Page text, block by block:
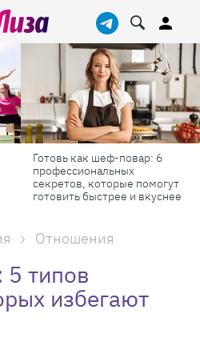
Готовь как шеф-повар: 6
профессиональных
секретов, которые помогут
готовить быстрее и вкуснее
Отношения
5 типов
избегают